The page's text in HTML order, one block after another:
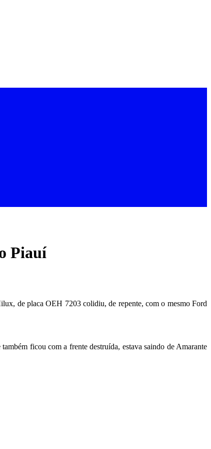
Piauí
de placa OEH 7203 colidiu, de repente, com o mesmo Ford
ficou com a frente destruída, estava saindo de Amarante